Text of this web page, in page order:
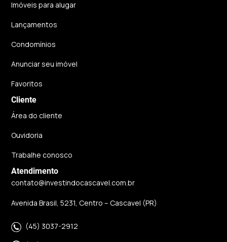
Imóveis para alugar
Lançamentos
Condomínios
Anunciar seu imóvel
Favoritos
Cliente
Área do cliente
Ouvidoria
Trabalhe conosco
Atendimento
contato@investindocascavel.com.br
Avenida Brasil, 5231, Centro – Cascavel (PR)
(45) 3037-2912